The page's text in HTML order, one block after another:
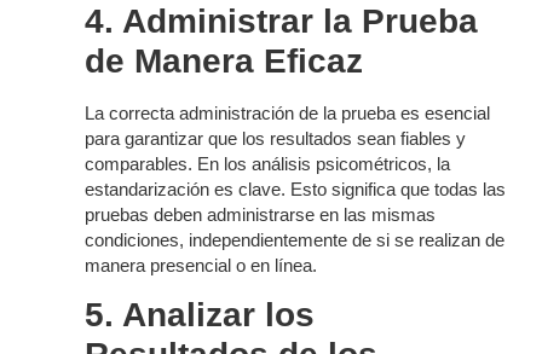
4. Administrar la Prueba
de Manera Eficaz
La correcta administración de la prueba es esencial
para garantizar que los resultados sean fiables y
comparables. En los análisis psicométricos, la
estandarización es clave. Esto significa que todas las
pruebas deben administrarse en las mismas
condiciones, independientemente de si se realizan de
manera presencial o en línea.
5. Analizar los